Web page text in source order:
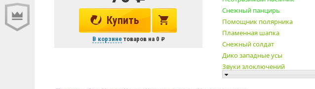
Купить
В корзинетоваров на 0
Снежный панцирь
Помощник полярника
Пламенная шапка
Снежный солдат
Дико западные усы
Звуки злоключений
Карманный йети